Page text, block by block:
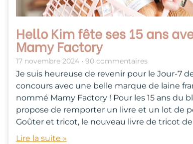
Hello Kim fête ses 15 ans
Mamy Factory
17 novembre 2024 90 commentaires
Je suis heureuse de revenir pour le Jour-7
concours avec une belle marque de laine
nommé Mamy Factory ! Pour les 15 ans du
propose de remporter un livre et un lot de
Goûter et tricot, le nouveau livre de tricot
Lire la suite »